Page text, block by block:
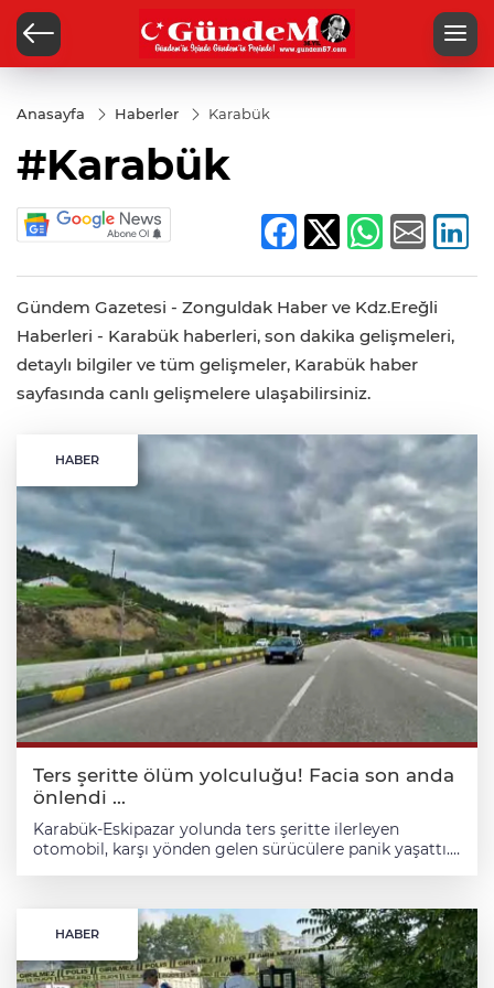
Anasayfa Haberler Karabük
#Karabük
Gündem Gazetesi - Zonguldak Haber ve Kdz.Ereğli
Haberleri - Karabük haberleri, son dakika gelişmeleri,
detaylı bilgiler ve tüm gelişmeler, Karabük haber
sayfasında canlı gelişmelere ulaşabilirsiniz.
HABER
Ters şeritte ölüm yolculuğu! Facia son anda
önlendi ...
Karabük-Eskipazar yolunda ters şeritte ilerleyen
otomobil, karşı yönden gelen sürücülere panik yaşattı.
faciaya davetiye çıkarırken, karşı yönden gelen
araçların sürücüleri ani manevralarla kazadan son anda
kurtuldu. Olay, Mermer Mahallesi mevkisinde meydana
geldi. Ankara istikametine seyir halinde olan sürücüler,
HABER